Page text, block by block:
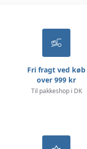
Fri fragt ved køb
over 999 kr
Til pakkeshop i DK